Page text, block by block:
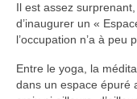
Il est assez
d’inaugurer un «
l’occupation n’a à peu
Entre le yoga, la
dans un espace épuré